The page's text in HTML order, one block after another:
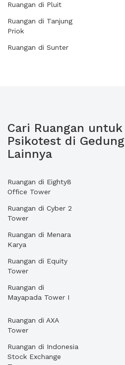
Ruangan di Pluit
Ruangan di Tanjung
Priok
Ruangan di Sunter
Cari Ruangan untuk
Psikotest di Gedung
Lainnya
Ruangan di Eighty8
Office Tower
Ruangan di Cyber 2
Tower
Ruangan di Menara
Karya
Ruangan di Equity
Tower
Ruangan di
Mayapada Tower I
Ruangan di AXA
Tower
Ruangan di Indonesia
Stock Exchange